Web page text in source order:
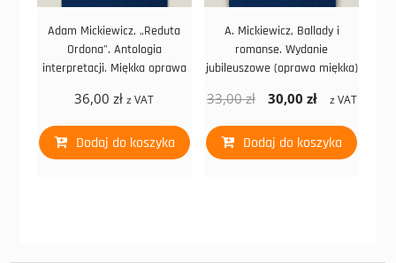
Adam Mickiewicz, „Reduta
Ordona”. Antologia
interpretacji. Miękka oprawa
36,00zł z VAT
Dodaj do koszyka
A. Mickiewicz, Ballady i
romanse. Wydanie
jubileuszowe (oprawa miękka)
33,00zł 30,00 zł z VAT
Dodaj do koszyka